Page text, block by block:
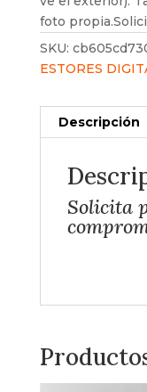
foto
SKU:
ESTORES
Descripción
Solicita